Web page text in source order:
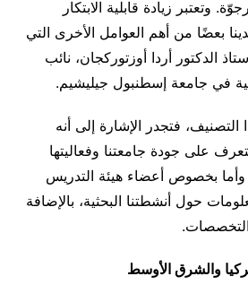
وتعتبر زيادة قابلية الابتكار
بعضًا من أهم العوامل الأخرى التي
الدكتور أردا أوزتوركجان، نائب
في جامعة إسطنبول جيليشيم.
فتجدر الإشارة إلى أنه
على جودة جامعتنا وفعاليتها
وأما بخصوص أعضاء هيئة التدريس
حول أنشطتنا البحثية، بالإضافة
التخصصات.
والشرق الأوسط